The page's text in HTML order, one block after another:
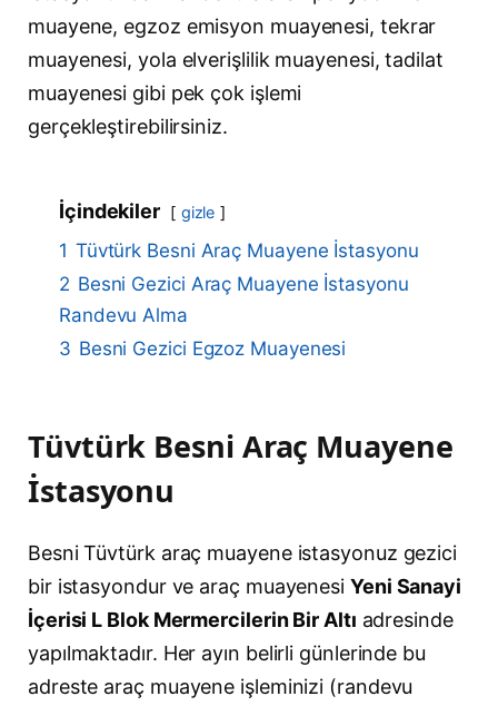
muayene, egzoz emisyon muayenesi, tekrar
muayenesi, yola elverişlilik muayenesi, tadilat
muayenesi gibi pek çok işlemi
gerçekleştirebilirsiniz.
İçindekiler gizle
1 Tüvtürk Besni Araç Muayene İstasyonu
2 Besni Gezici Araç Muayene İstasyonu
Randevu Alma
3 Besni Gezici Egzoz Muayenesi
Tüvtürk Besni Araç Muayene
İstasyonu
Besni Tüvtürk araç muayene istasyonuz gezici
bir istasyondur ve araç muayenesi Yeni Sanayi
İçerisi L Blok Mermercilerin Bir Altı adresinde
yapılmaktadır. Her ayın belirli günlerinde bu
adreste araç muayene işleminizi (randevu